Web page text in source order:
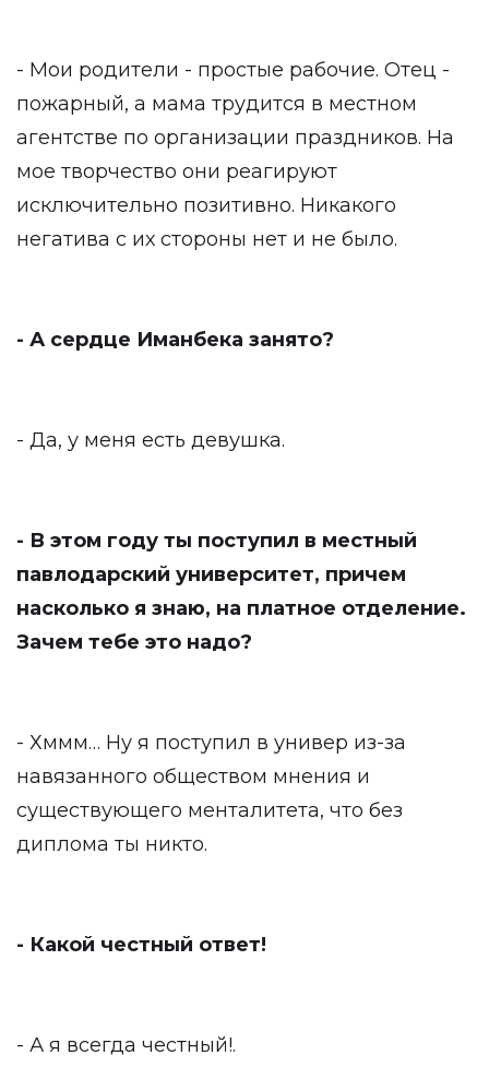
- Мои родители - простые рабочие. Отец -
пожарный, а мама трудится в местном
агентстве по организации праздников. На
мое творчество они реагируют
исключительно позитивно. Никакого
негатива с их стороны нет и не было.
- А сердце Иманбека занято?
- Да, у меня есть девушка.
- В этом году ты поступил в местный
павлодарский университет, причем
насколько я знаю, на платное отделение.
Зачем тебе это надо?
- Хммм… Ну я поступил в универ из-за
навязанного обществом мнения и
существующего менталитета, что без
диплома ты никто.
- Какой честный ответ!
- А я всегда честный!.